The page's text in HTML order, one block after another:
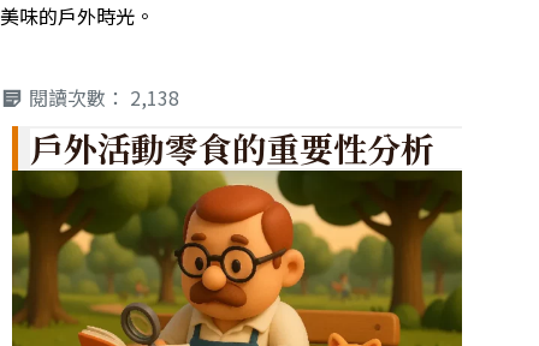
美味的戶外時光。
閱讀次數： 2,138
戶外活動零食的重要性分析